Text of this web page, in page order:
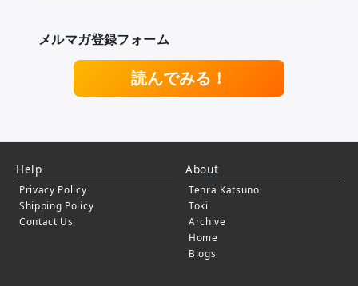
メルマガ登録フォーム
読んでみる！
Help
Privacy Policy
Shipping Policy
Contact Us
About
Tenra Katsuno
Toki
Archive
Home
Blogs